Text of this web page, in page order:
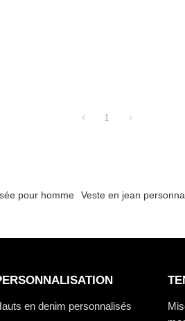
1
pour homme Veste en jean
en denim personnalisés